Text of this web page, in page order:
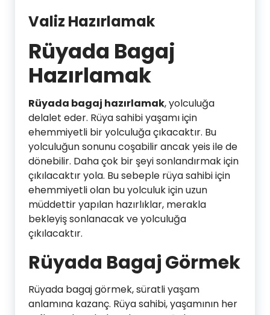
Valiz Hazırlamak
Rüyada Bagaj
Hazırlamak
Rüyada bagaj hazırlamak, yolculuğa
delalet eder. Rüya sahibi yaşamı için
ehemmiyetli bir yolculuğa çıkacaktır. Bu
yolculuğun sonunu coşabilir ancak yeis ile de
dönebilir. Daha çok bir şeyi sonlandırmak için
çıkılacaktır yola. Bu sebeple rüya sahibi için
ehemmiyetli olan bu yolculuk için uzun
müddettir yapılan hazırlıklar, merakla
bekleyiş sonlanacak ve yolculuğa
çıkılacaktır.
Rüyada Bagaj Görmek
Rüyada bagaj görmek, süratli yaşam
anlamına kazanç. Rüya sahibi, yaşamının her